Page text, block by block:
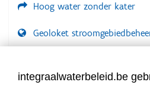
Hoog water zonder kater
Geoloket
LOGIN VEREIST
integraalwaterbeleid.be